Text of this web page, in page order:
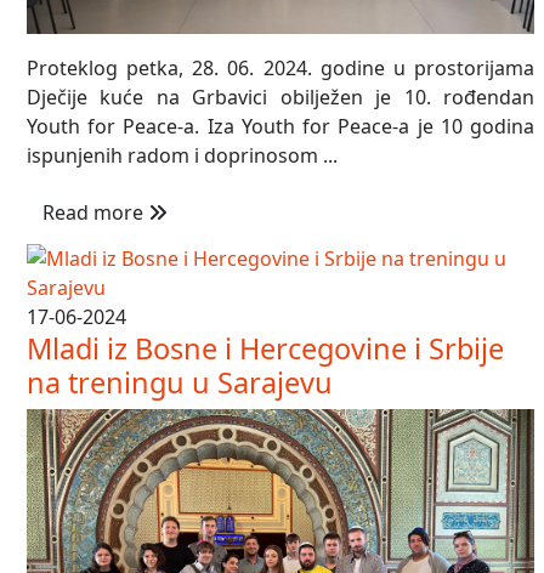
Proteklog petka, 28. 06. 2024. godine u prostorijama
Dječije kuće na Grbavici obilježen je 10. rođendan
Youth for Peace-a. Iza Youth for Peace-a je 10 godina
ispunjenih radom i doprinosom ...
Read more
17-06-2024
Mladi iz Bosne i Hercegovine i Srbije
na treningu u Sarajevu